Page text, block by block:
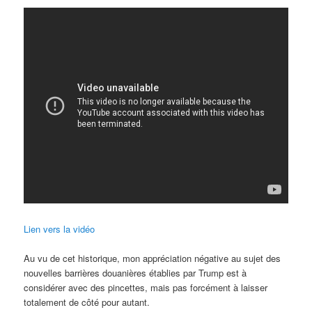
Lien vers la vidéo
Au vu de cet historique, mon appréciation négative au sujet des
nouvelles barrières douanières établies par Trump est à
considérer avec des pincettes, mais pas forcément à laisser
totalement de côté pour autant.